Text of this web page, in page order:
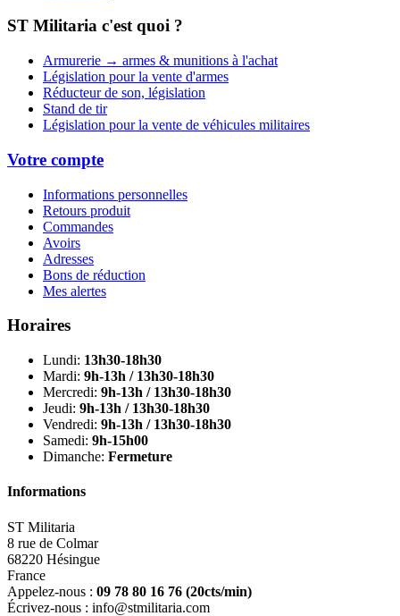
ST Militaria c'est quoi ?
Armurerie → armes & munitions à l'achat
Législation pour la vente d'armes
Réducteur de son, législation
Stand de tir
Législation pour la vente de véhicules militaires
Votre compte
Informations personnelles
Retours produit
Commandes
Avoirs
Adresses
Bons de réduction
Mes alertes
Horaires
Lundi: 13h30-18h30
Mardi: 9h-13h / 13h30-18h30
Mercredi: 9h-13h / 13h30-18h30
Jeudi: 9h-13h / 13h30-18h30
Vendredi: 9h-13h / 13h30-18h30
Samedi: 9h-15h00
Dimanche: Fermeture
Informations
ST Militaria
8 rue de Colmar
68220 Hésingue
France
Appelez-nous : 09 78 80 16 76 (20cts/min)
Écrivez-nous : info@stmilitaria.com